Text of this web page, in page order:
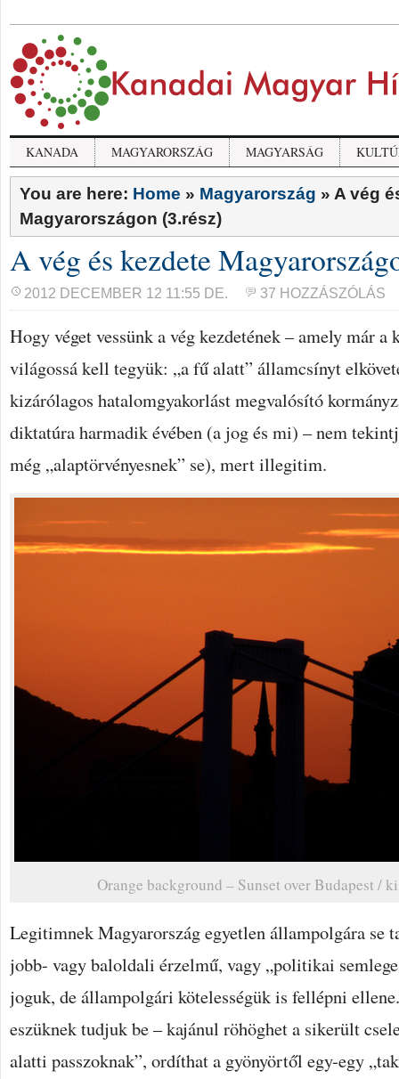
KANADA MAGYARORSZÁG MAGYARSÁG
You are here: Home » Magyarország » A vég
Magyarországon (3.rész)
A vég és kezdete
2012 DECEMBER 12 11:55 DE. 37 HOZZÁSZÓLÁS
Hogy véget vessünk a vég kezdetének – amely már a
világossá kell tegyük: „a fű alatt” államcsínyt
kizárólagos hatalomgyakorlást megvalósító
diktatúra harmadik évében (a jog és mi) – nem
még „alaptörvényesnek” se), mert illegitim.
Orange background – Sunset over Budapest /
Legitimnek Magyarország egyetlen állampolgára se
jobb- vagy baloldali érzelmű, vagy „politikai
joguk, de állampolgári kötelességük is fellépni
eszüknek tudjuk be – kajánul röhöghet a sikerült
alatti passzoknak”, ordíthat a gyönyörtől egy-egy